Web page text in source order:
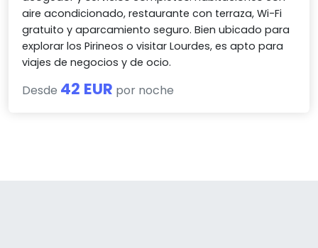
aire acondicionado, restaurante con terraza, Wi-Fi
gratuito y aparcamiento seguro. Bien ubicado para
explorar los Pirineos o visitar Lourdes, es apto para
viajes de negocios y de ocio.
Desde 42 EUR por noche